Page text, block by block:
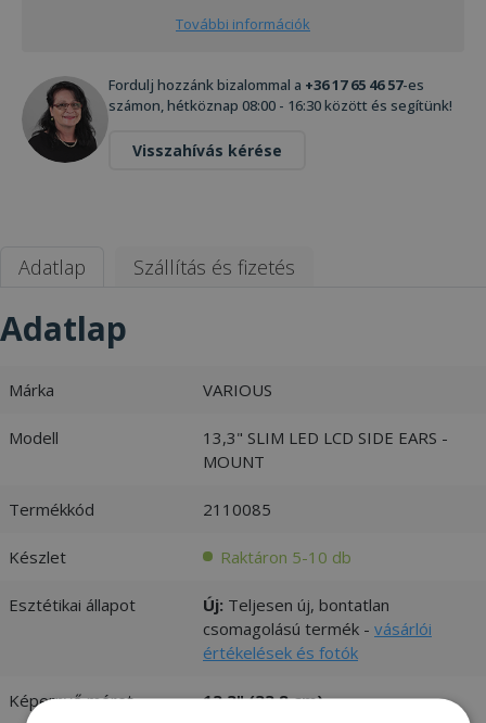
További információk
Fordulj hozzánk bizalommal a +36 17 65 46 57-es
számon, hétköznap 08:00 - 16:30 között és segítünk!
Visszahívás kérése
Adatlap Szállítás és fizetés
Adatlap
Márka VARIOUS
Modell
13,3" SLIM LED LCD SIDE EARS -
MOUNT
Termékkód 2110085
Készlet Raktáron 5-10 db
Esztétikai állapot Új: Teljesen új, bontatlan
csomagolású termék - vásárlói
értékelések és fotók
Képernyő méret 13,3" (33,8 cm)